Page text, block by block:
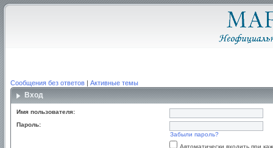
Сообщения без ответов | Активные темы
Вход
Имя пользователя:
Пароль:
Забыли пароль?
Автоматически входить при